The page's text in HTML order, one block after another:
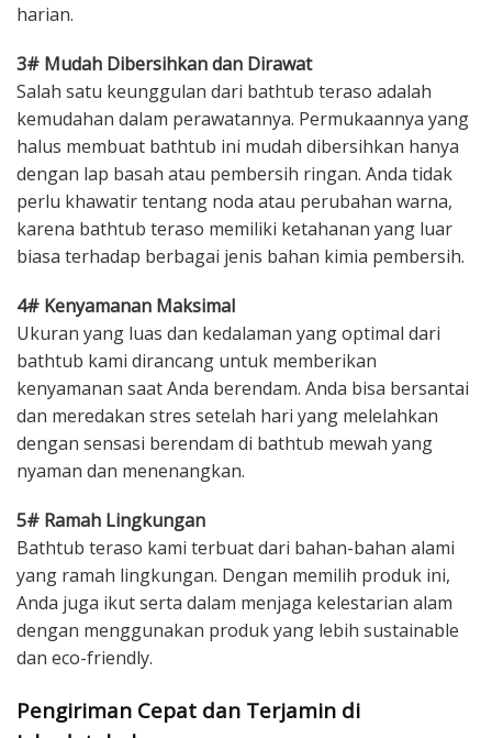
harian.
3# Mudah Dibersihkan dan Dirawat
Salah satu keunggulan dari bathtub teraso adalah
kemudahan dalam perawatannya. Permukaannya yang
halus membuat bathtub ini mudah dibersihkan hanya
dengan lap basah atau pembersih ringan. Anda tidak
perlu khawatir tentang noda atau perubahan warna,
karena bathtub teraso memiliki ketahanan yang luar
biasa terhadap berbagai jenis bahan kimia pembersih.
4# Kenyamanan Maksimal
Ukuran yang luas dan kedalaman yang optimal dari
bathtub kami dirancang untuk memberikan
kenyamanan saat Anda berendam. Anda bisa bersantai
dan meredakan stres setelah hari yang melelahkan
dengan sensasi berendam di bathtub mewah yang
nyaman dan menenangkan.
5# Ramah Lingkungan
Bathtub teraso kami terbuat dari bahan-bahan alami
yang ramah lingkungan. Dengan memilih produk ini,
Anda juga ikut serta dalam menjaga kelestarian alam
dengan menggunakan produk yang lebih sustainable
dan eco-friendly.
Pengiriman Cepat dan Terjamin di